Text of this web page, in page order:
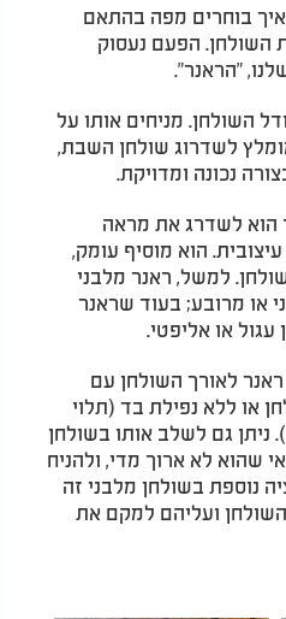
בוחרים מפה בהתאם
השולחן. הפעם נעסוק
"הראנר".
השולחן. מניחים אותו על
לשדרוג שולחן השבת,
נכונה ומדויקת.
הוא לשדרג את מראה
הוא מוסיף עומק,
למשל, ראנר מלבני
או מרובע; בעוד שראנר
או אליפטי.
לאורך השולחן עם
או ללא נפילת בד (תלוי
גם לשלב אותו בשולחן
שהוא לא ארוך מדי, ולהניח
נוספת בשולחן מלבני זה
השולחן ועליהם למקם את